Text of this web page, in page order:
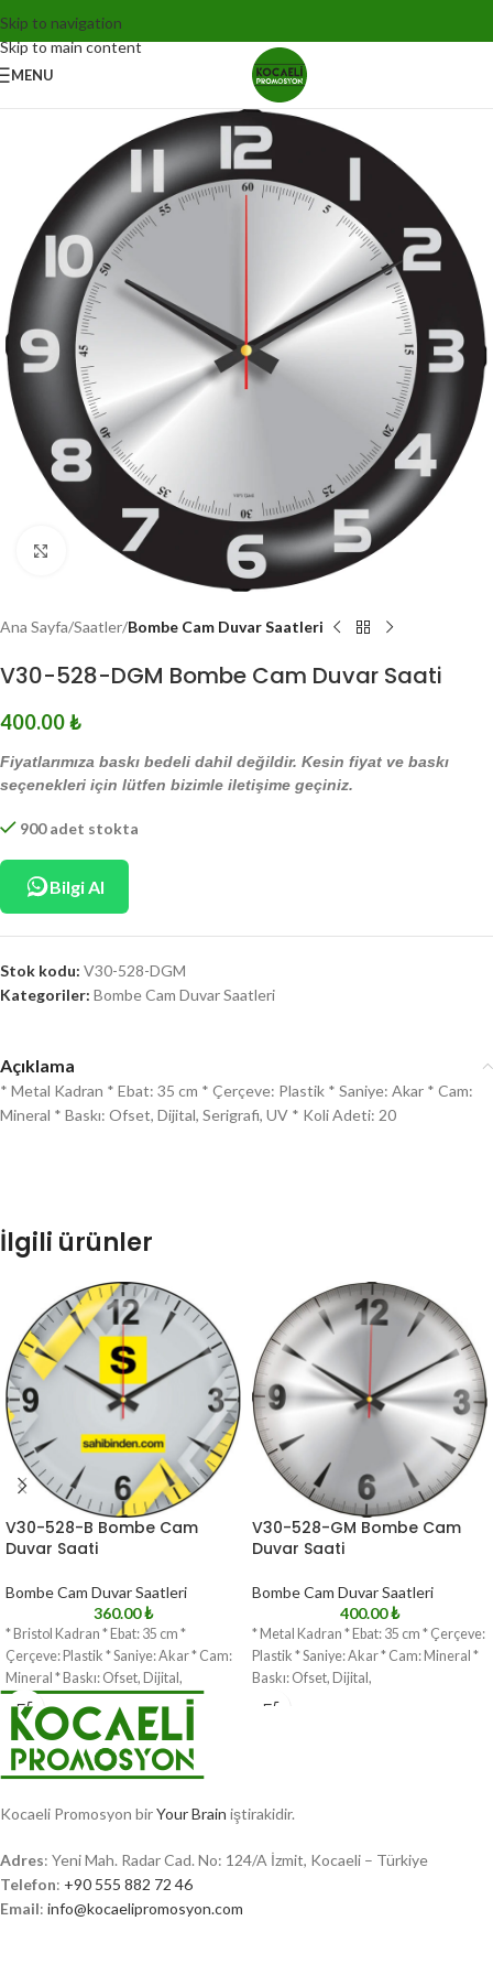
Skip to navigation
Skip to main content
MENU
Click to enlarge
Ana Sayfa Saatler Bombe Cam Duvar Saatleri
V30-528-DGM Bombe Cam Duvar Saati
400.00₺
Fiyatlarımıza baskı bedeli dahil değildir. Kesin fiyat ve baskı
seçenekleri için lütfen bizimle iletişime geçiniz.
900 adet stokta
Bilgi Al
Stok kodu: V30-528-DGM
Kategoriler: Bombe Cam Duvar Saatleri
Açıklama
* Metal Kadran * Ebat: 35 cm * Çerçeve: Plastik * Saniye: Akar * Cam:
Mineral * Baskı: Ofset, Dijital, Serigrafi, UV * Koli Adeti: 20
İlgili ürünler
V30-528-B Bombe Cam
Duvar Saati
Bombe Cam Duvar Saatleri
360.00₺
* Bristol Kadran * Ebat: 35 cm *
Çerçeve: Plastik * Saniye: Akar * Cam:
Mineral * Baskı: Ofset, Dijital,
V30-528-GM Bombe Cam
Duvar Saati
Bombe Cam Duvar Saatleri
400.00₺
* Metal Kadran * Ebat: 35 cm * Çerçeve:
Plastik * Saniye: Akar * Cam: Mineral *
Baskı: Ofset, Dijital,
Kocaeli Promosyon birYour Brain iştirakidir.
Adres: Yeni Mah. Radar Cad. No: 124/A İzmit, Kocaeli – Türkiye
Telefon: +90 555 882 72 46
Email: info@kocaelipromosyon.com